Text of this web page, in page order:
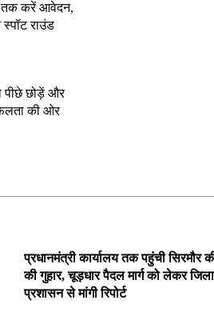
तक करें आवेदन,
राउंड
पीछे छोड़ें और
की ओर
प्रधानमंत्री कार्यालय तक पहुंची सिरमौर
की गुहार, चूड़धार पैदल मार्ग को लेकर जिला
प्रशासन से मांगी रिपोर्ट